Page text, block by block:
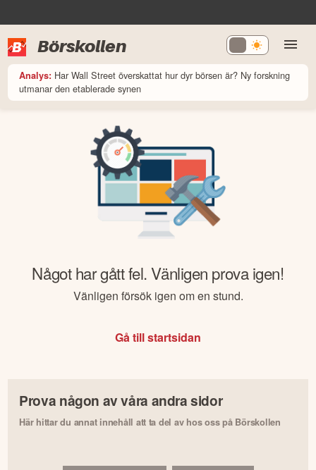
Börskollen
Analys: Har Wall Street överskattat hur dyr börsen är? Ny forskning
utmanar den etablerade synen
Något har gått fel. Vänligen prova igen!
Vänligen försök igen om en stund.
Gå till startsidan
Prova någon av våra andra sidor
Här hittar du annat innehåll att ta del av hos oss på Börskollen